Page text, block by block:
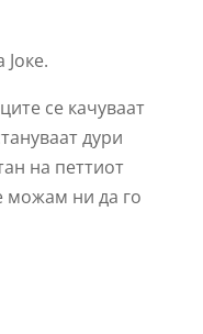
Јоке.
се качуваат
дури
на петтиот
можам ни да го